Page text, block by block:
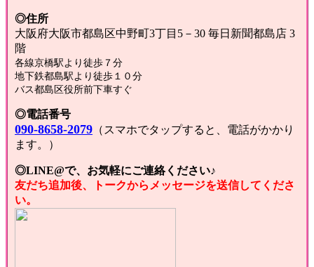
◎住所
大阪府大阪市都島区中野町3丁目5－30 毎日新聞都島店 3
階
各線京橋駅より徒歩７分
地下鉄都島駅より徒歩１０分
バス都島区役所前下車すぐ
◎電話番号
090-8658-2079 （スマホでタップすると、電話がかかり
ます。）
◎LINE@で、お気軽にご連絡ください♪
友だち追加後、トークからメッセージを送信してくださ
い。